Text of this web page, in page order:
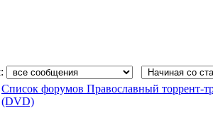
Список форумов Православный торрент-
(DVD)